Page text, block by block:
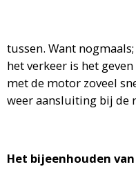
tussen. Want
het verkeer is het
met de motor zoveel
weer aansluiting bij de
Het bijeenhouden